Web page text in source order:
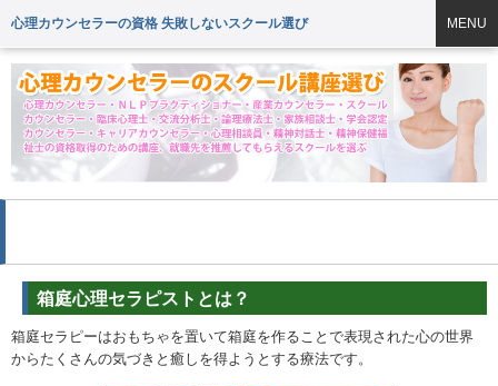
心理カウンセラーの資格 失敗しないスクール選び MENU
箱庭心理セラピストとは？
箱庭セラピーはおもちゃを置いて箱庭を作ることで表現された心の世界
からたくさんの気づきと癒しを得ようとする療法です。